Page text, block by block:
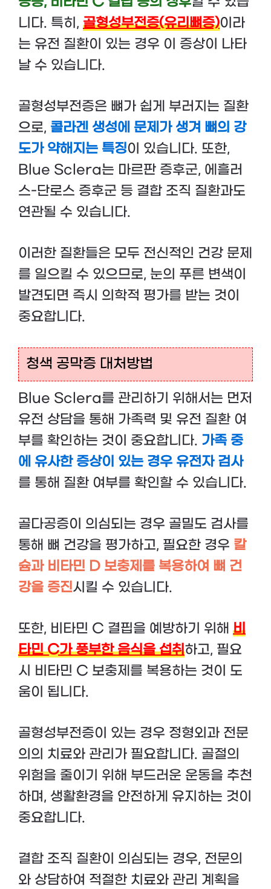
니다. 특히, 골형성부전증(유리뼈증)이라
는 유전 질환이 있는 경우 이 증상이 나타
날 수 있습니다.
골형성부전증은 뼈가 쉽게 부러지는 질환
으로, 콜라겐 생성에 문제가 생겨 뼈의 강
도가 약해지는 특징이 있습니다. 또한,
Blue Sclera는 마르판 증후군, 에흘러
스-단로스 증후군 등 결합 조직 질환과도
연관될 수 있습니다.
이러한 질환들은 모두 전신적인 건강 문제
를 일으킬 수 있으므로, 눈의 푸른 변색이
발견되면 즉시 의학적 평가를 받는 것이
중요합니다.
청색 공막증 대처방법
Blue Sclera를 관리하기 위해서는 먼저
유전 상담을 통해 가족력 및 유전 질환 여
부를 확인하는 것이 중요합니다. 가족 중
에 유사한 증상이 있는 경우 유전자 검사
를 통해 질환 여부를 확인할 수 있습니다.
골다공증이 의심되는 경우 골밀도 검사를
통해 뼈 건강을 평가하고, 필요한 경우 칼
슘과 비타민 D 보충제를 복용하여 뼈 건
강을 증진시킬 수 있습니다.
또한, 비타민 C 결핍을 예방하기 위해 비
타민 C가 풍부한 음식을 섭취하고, 필요
시 비타민 C 보충제를 복용하는 것이 도
움이 됩니다.
골형성부전증이 있는 경우 정형외과 전문
의의 치료와 관리가 필요합니다. 골절의
위험을 줄이기 위해 부드러운 운동을 추천
하며, 생활환경을 안전하게 유지하는 것이
중요합니다.
결합 조직 질환이 의심되는 경우, 전문의
와 상담하여 적절한 치료와 관리 계획을